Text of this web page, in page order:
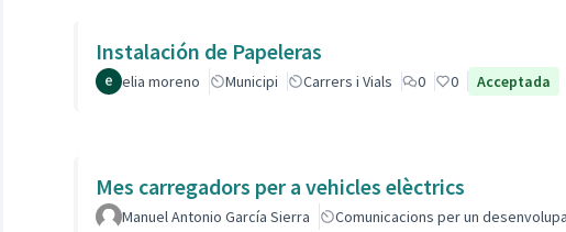
Instalación de Papeleras
elia moreno Municipi Carrers i Vials 0 0 Acceptada
Mes carregadors per a vehicles elèctrics
Manuel Antonio García Sierra Comunicacions per un